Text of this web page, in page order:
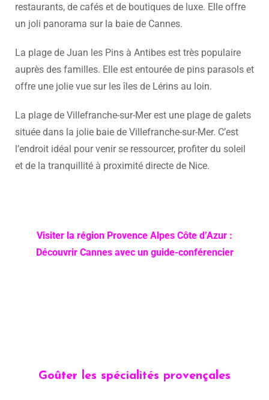
restaurants, de cafés et de boutiques de luxe. Elle offre
un joli panorama sur la baie de Cannes.
La plage de Juan les Pins à Antibes est très populaire
auprès des familles. Elle est entourée de pins parasols et
offre une jolie vue sur les îles de Lérins au loin.
La plage de Villefranche-sur-Mer est une plage de galets
située dans la jolie baie de Villefranche-sur-Mer. C’est
l’endroit idéal pour venir se ressourcer, profiter du soleil
et de la tranquillité à proximité directe de Nice.
Visiter la région Provence Alpes Côte d’Azur :
Découvrir Cannes avec un guide-conférencier
Goûter les spécialités provençales